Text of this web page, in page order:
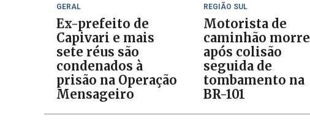
GERAL
Ex-prefeito de
Capivari e mais
sete réus são
condenados à
prisão na Operação
Mensageiro
REGIÃO SUL
Motorista de
caminhão morre
após colisão
seguida de
tombamento na
BR-101